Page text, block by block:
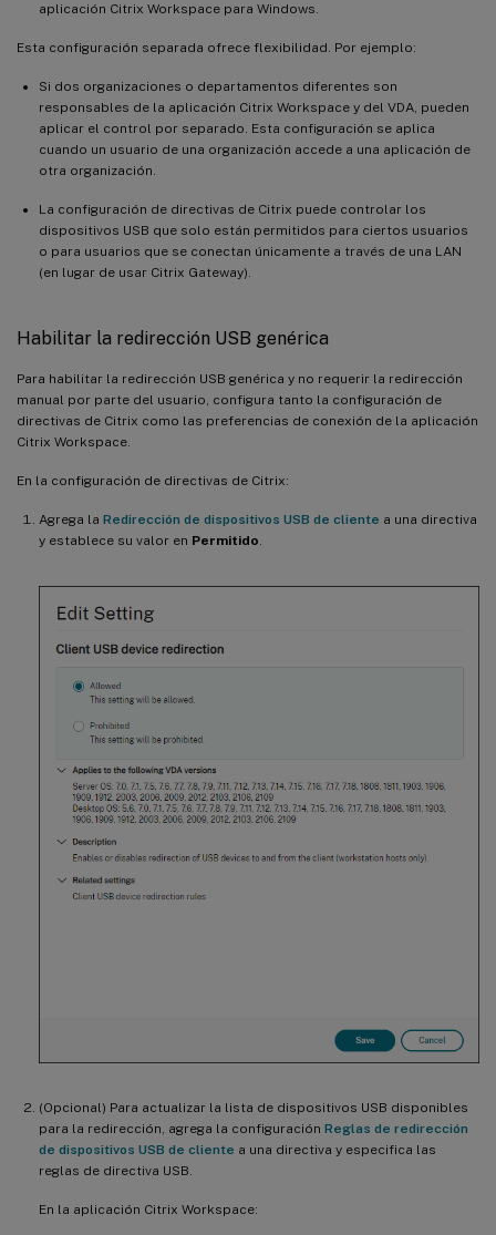
aplicación Citrix Workspace para Windows.
Esta configuración separada ofrece flexibilidad. Por ejemplo:
Si dos organizaciones o departamentos diferentes son
responsables de la aplicación Citrix Workspace y del VDA, pueden
aplicar el control por separado. Esta configuración se aplica
cuando un usuario de una organización accede a una aplicación de
otra organización.
La configuración de directivas de Citrix puede controlar los
dispositivos USB que solo están permitidos para ciertos usuarios
o para usuarios que se conectan únicamente a través de una LAN
(en lugar de usar Citrix Gateway).
Habilitar la redirección USB genérica
Para habilitar la redirección USB genérica y no requerir la redirección
manual por parte del usuario, configura tanto la configuración de
directivas de Citrix como las preferencias de conexión de la aplicación
Citrix Workspace.
En la configuración de directivas de Citrix:
Agrega la Redirección de dispositivos USB de cliente a una directiva
y establece su valor en Permitido
(Opcional) Para actualizar la lista de dispositivos USB disponibles
para la redirección, agrega la configuración Reglas de redirección
de dispositivos USB de cliente a una directiva y especifica las
reglas de directiva USB.
En la aplicación Citrix Workspace: